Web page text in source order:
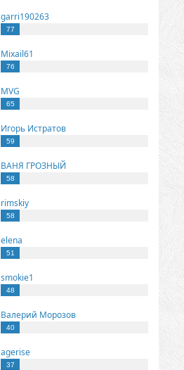
garri190263
77
Mixail61
76
MVG
65
Игорь Истратов
59
ВАНЯ ГРОЗНЫЙ
58
rimskiy
58
elena
51
smokie1
48
Валерий Морозов
40
agerise
37